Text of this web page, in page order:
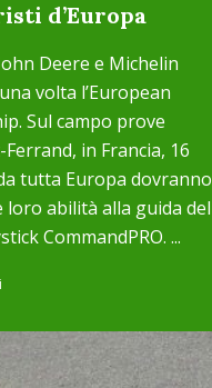
d’Europa
Deere e Michelin
volta l’European
Sul campo prove
in Francia, 16
tutta Europa dovranno
abilità alla guida del
CommandPRO. ...